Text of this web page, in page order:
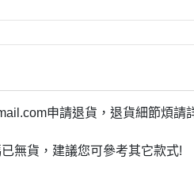
申請退貨，退貨細節煩請
無貨，建議您可參考其它款式!